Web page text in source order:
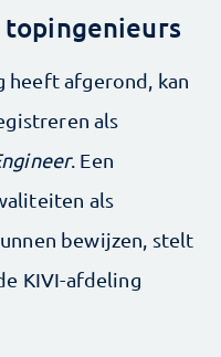
heeft afgerond, kan
als
. Een
als
bewijzen, stelt
KIVI-afdeling